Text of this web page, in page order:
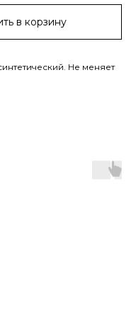
в корзину
Не меняет